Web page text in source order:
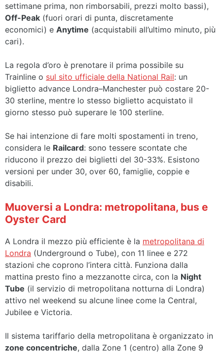
settimane prima, non rimborsabili, prezzi molto bassi),
Off-Peak (fuori orari di punta, discretamente
economici) e Anytime (acquistabili all’ultimo minuto, più
cari).
La regola d’oro è prenotare il prima possibile su
Trainline o sul sito ufficiale della National Rail: un
biglietto advance Londra–Manchester può costare 20-
30 sterline, mentre lo stesso biglietto acquistato il
giorno stesso può superare le 100 sterline.
Se hai intenzione di fare molti spostamenti in treno,
considera le Railcard: sono tessere scontate che
riducono il prezzo dei biglietti del 30-33%. Esistono
versioni per under 30, over 60, famiglie, coppie e
disabili.
Muoversi a Londra: metropolitana, bus e
Oyster Card
A Londra il mezzo più efficiente è la metropolitana di
Londra (Underground o Tube), con 11 linee e 272
stazioni che coprono l’intera città. Funziona dalla
mattina presto fino a mezzanotte circa, con la Night
Tube (il servizio di metropolitana notturna di Londra)
attivo nel weekend su alcune linee come la Central,
Jubilee e Victoria.
Il sistema tariffario della metropolitana è organizzato in
zone concentriche, dalla Zone 1 (centro) alla Zone 9